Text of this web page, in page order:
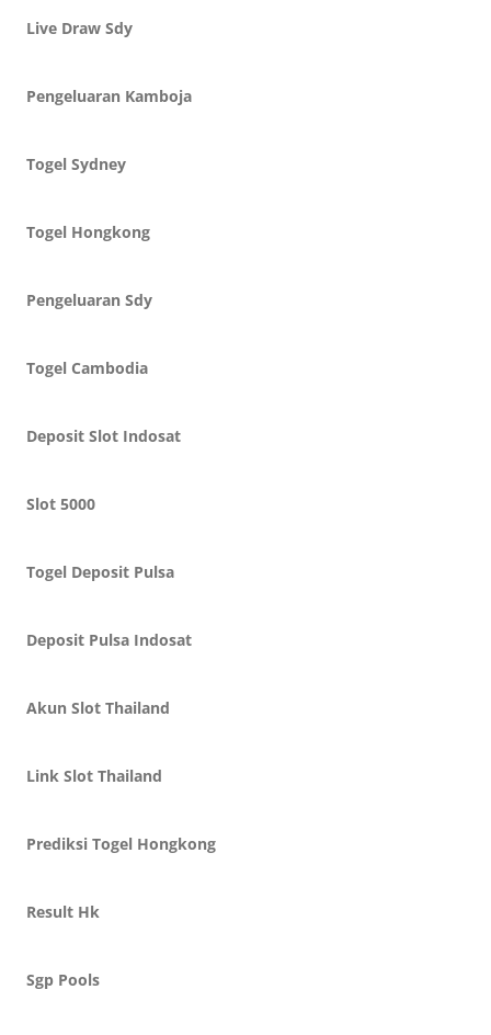
Live Draw Sdy
Pengeluaran Kamboja
Togel Sydney
Togel Hongkong
Pengeluaran Sdy
Togel Cambodia
Deposit Slot Indosat
Slot 5000
Togel Deposit Pulsa
Deposit Pulsa Indosat
Akun Slot Thailand
Link Slot Thailand
Prediksi Togel Hongkong
Result Hk
Sgp Pools